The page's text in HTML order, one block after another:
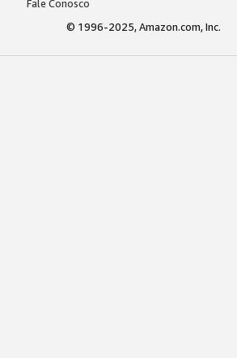
Fale Conosco
© 1996-2025, Amazon.com, Inc.